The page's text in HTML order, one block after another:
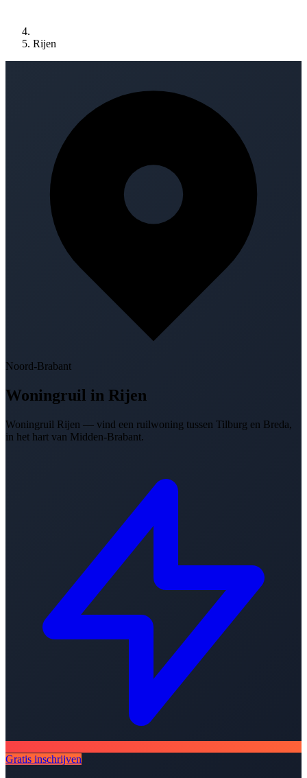
Rijen
Noord-Brabant
Woningruil in Rijen
Woningruil Rijen — vind een ruilwoning tussen Tilburg en Breda,
in het hart van Midden-Brabant.
Gratis inschrijven